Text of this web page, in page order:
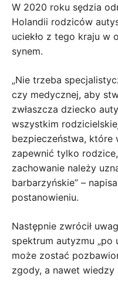
W 2020 roku sędzia
Holandii rodziców
uciekło z tego kraju w
synem.
„Nie trzeba
czy medycznej, aby
zwłaszcza dziecko
wszystkim
bezpieczeństwa, które
zapewnić tylko
zachowanie należy
barbarzyńskie” –
postanowieniu.
Następnie zwrócił
spektrum autyzmu „po
może zostać
zgody, a nawet wiedzy